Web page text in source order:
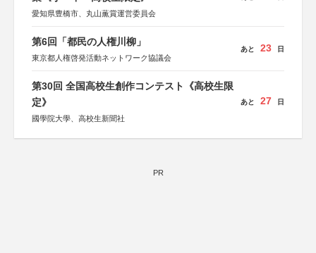
愛知県豊橋市、丸山薫賞運営委員会
第6回「都民の人権川柳」
東京都人権啓発活動ネットワーク協議会
あと 23 日
第30回 全国高校生創作コンテスト《高校生限
定》
國學院大學、高校生新聞社
あと 27 日
PR